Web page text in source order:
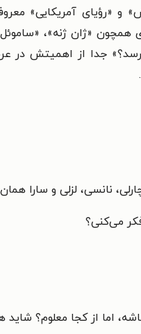
«رؤیای آمریکایی»
همچون «ژان ژنه»،
جدا از اهمیتش
نانسی، لزلی و سارا
می‌کنی؟
اما از کجا معلوم؟